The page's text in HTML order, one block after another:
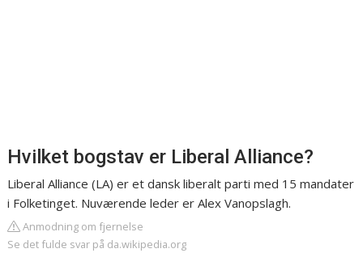
Hvilket bogstav er Liberal Alliance?
Liberal Alliance (LA) er et dansk liberalt parti med 15 mandater
i Folketinget. Nuværende leder er Alex Vanopslagh.
Anmodning om fjernelse
Se det fulde svar på da.wikipedia.org